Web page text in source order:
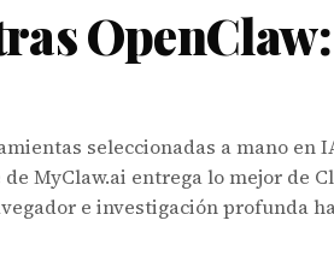
seleccionadas a mano
MyClaw.ai entrega lo mejor de
e investigación profunda